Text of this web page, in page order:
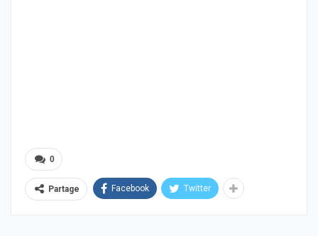
0
Partage Facebook Twitter